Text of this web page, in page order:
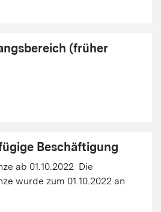
(früher
Beschäftigung
ab 01.10.2022 Die
wurde zum 01.10.2022 an